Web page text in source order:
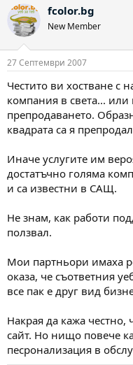
fcolor.bg
New Member
27 Септември 2007
Честито ви хостване с
компания в света...
препродаването.
квадрата са я
Иначе услугите им
достатъчно голяма
и са известни в САЩ.
Не знам, как работи
ползвал.
Мои партньори имаха
оказа, че съответния
все пак е друг вид
Накрая да кажа честно,
сайт. Но нищо повече
песронализация в